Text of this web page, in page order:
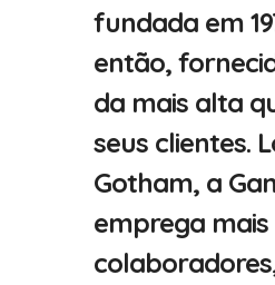
fundada em
então,
da mais alta
seus clientes.
Gotham, a
emprega mais